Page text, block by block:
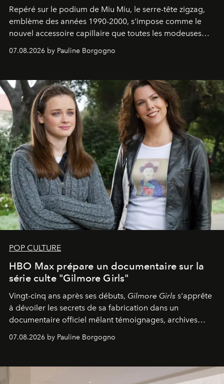
Repéré sur le podium de Miu Miu, le serre-tête zigzag,
emblème des années 1990-2000, s'impose comme le
nouvel accessoire capillaire que toutes les modeuses
07.08.2026 by Pauline Borgogno
POP CULTURE
HBO Max prépare un documentaire sur la
série culte "Gilmore Girls"
Vingt-cinq ans après ses débuts, Gilmore Girls s'apprête
à dévoiler les secrets de sa fabrication dans un
documentaire officiel mêlant témoignages, archives
générationnel.
07.08.2026 by Pauline Borgogno